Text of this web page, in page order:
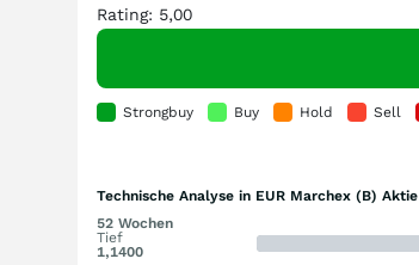
Rating: 5,00
Strongbuy Buy Hold Sell
Technische Analyse in EUR Marchex (B) Aktie
52 Wochen
Tief
1,1400